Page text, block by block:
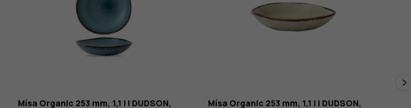
Mísa Organic 253 mm, 1,1 l | DUDSON,
Mísa Organic 253 mm, 1,1 l | DUDSON,